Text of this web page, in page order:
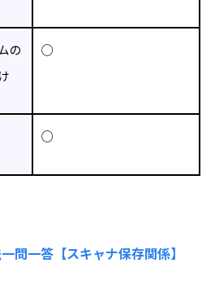
の
◯
◯
問一答【スキャナ保存関係】